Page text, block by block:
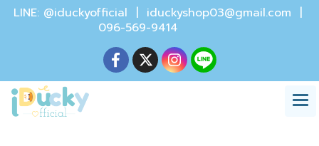
LINE: @iduckyofficial | iduckyshop03@gmail.com |
096-569-9414